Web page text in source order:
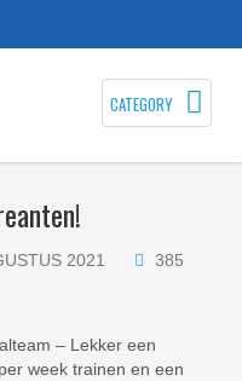
CATEGORY
2021 385
– Lekker een
week trainen en een